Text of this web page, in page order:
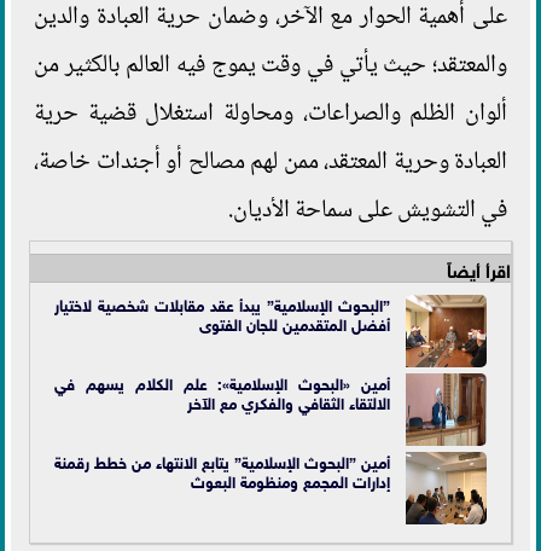
على أهمية الحوار مع الآخر، وضمان حرية العبادة والدين
والمعتقد؛ حيث يأتي في وقت يموج فيه العالم بالكثير من
ألوان الظلم والصراعات، ومحاولة استغلال قضية حرية
العبادة وحرية المعتقد، ممن لهم مصالح أو أجندات خاصة،
في التشويش على سماحة الأديان.
اقرأ أيضاً
”البحوث الإسلامية” يبدأ عقد مقابلات شخصية لاختيار
أفضل المتقدمين للجان الفتوى
أمين «البحوث الإسلامية»: علم الكلام يسهم في
الالتقاء الثقافي والفكري مع الآخر
أمين ”البحوث الإسلامية” يتابع الانتهاء من خطط رقمنة
إدارات المجمع ومنظومة البعوث